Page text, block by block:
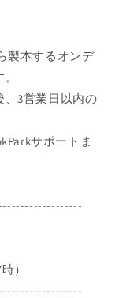
製本するオンデ
、3営業日以内の
サポートま
）